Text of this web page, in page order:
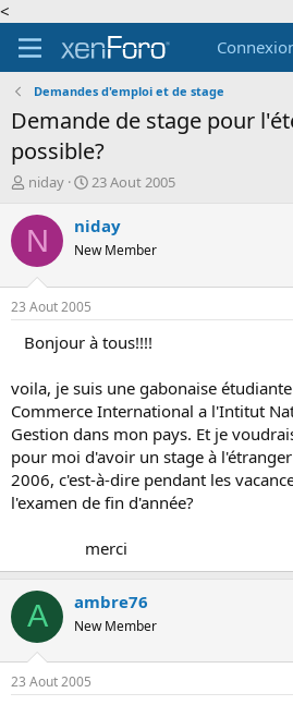
<
Demandes d'emploi et de stage
Demande de stage pour
possible?
A
t
e
r
d
e
l
i
s
c
u
s
i
niday
D
t
d
é
b
23 Aout 2005
N niday
New Member
23 Aout 2005
Bonjour à tous!!!!
voila, je suis une gabonaise
Commerce International a l'Intitut
Gestion dans mon pays. Et je
pour moi d'avoir un stage à
2006, c'est-à-dire pendant les
l'examen de fin d'année?
merci
A ambre76
New Member
23 Aout 2005